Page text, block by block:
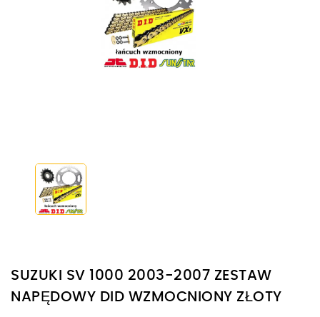
SUZUKI SV 1000 2003-2007 ZESTAW
NAPĘDOWY DID WZMOCNIONY ZŁOTY